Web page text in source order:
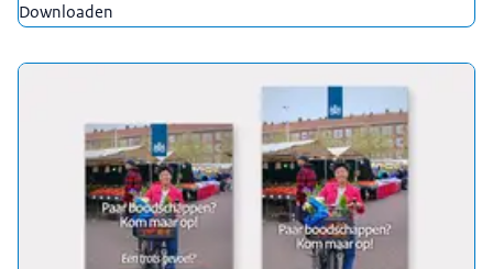
Downloaden